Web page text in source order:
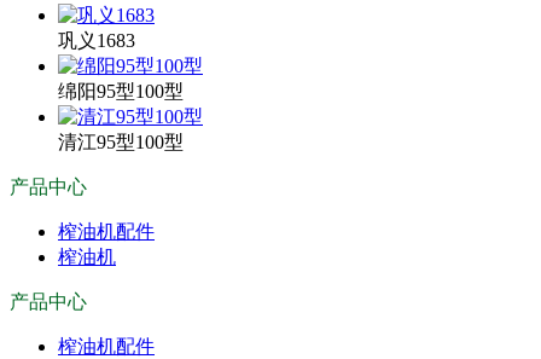
巩义1683
绵阳95型100型
清江95型100型
产品中心
榨油机配件
榨油机
产品中心
榨油机配件